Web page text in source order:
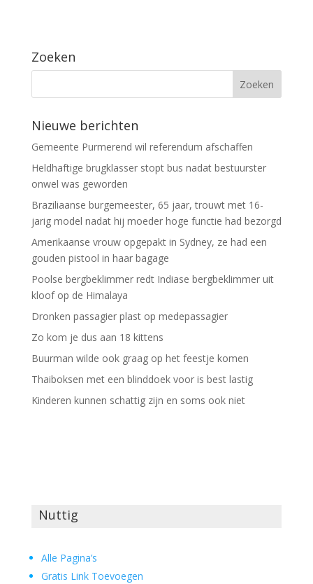
Zoeken
Nieuwe berichten
Gemeente Purmerend wil referendum afschaffen
Heldhaftige brugklasser stopt bus nadat bestuurster
onwel was geworden
Braziliaanse burgemeester, 65 jaar, trouwt met 16-
jarig model nadat hij moeder hoge functie had bezorgd
Amerikaanse vrouw opgepakt in Sydney, ze had een
gouden pistool in haar bagage
Poolse bergbeklimmer redt Indiase bergbeklimmer uit
kloof op de Himalaya
Dronken passagier plast op medepassagier
Zo kom je dus aan 18 kittens
Buurman wilde ook graag op het feestje komen
Thaiboksen met een blinddoek voor is best lastig
Kinderen kunnen schattig zijn en soms ook niet
Nuttig
Alle Pagina’s
Gratis Link Toevoegen